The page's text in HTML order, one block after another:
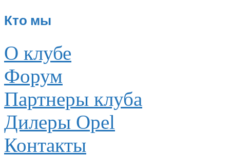
Кто мы
О клубе
Форум
Партнеры клуба
Дилеры Opel
Контакты